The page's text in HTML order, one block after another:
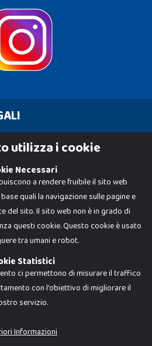
Srl. Ogni riproduzione o utilizzo non
potrebbero differire da quanto esposto in
utilizza i cookie
Necessari
a rendere fruibile il sito web
quali la navigazione sulle pagine e
del sito. Il sito web non è in grado di
questi cookie. Questo cookie è usato
tra umani e robot.
Statistici
ci permettono di misurare il traffico
con l'obiettivo di migliorare il
servizio.
Informazioni